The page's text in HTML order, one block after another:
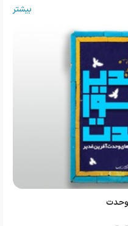
بیشتر
وحدت